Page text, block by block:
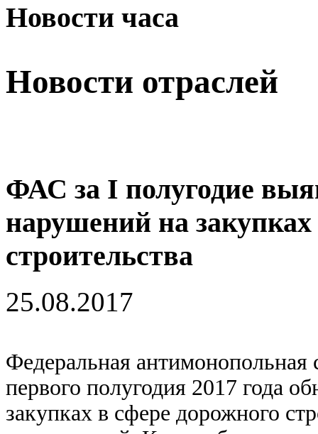
Новости часа
Новости отраслей
ФАС за I полугодие
нарушений на
строительства
25.08.2017
Федеральная
первого полугодия 2017 года
закупках в сфере дорожного